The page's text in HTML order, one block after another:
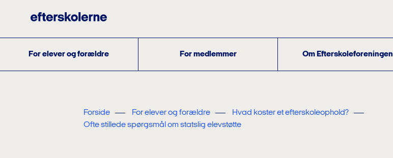
For elever og forældre For medlemmer Om Efterskoleforeningen
Forside For elever og forældre
Hvad koster et efterskoleophold?
Ofte stillede spørgsmål om statslig elevstøtte